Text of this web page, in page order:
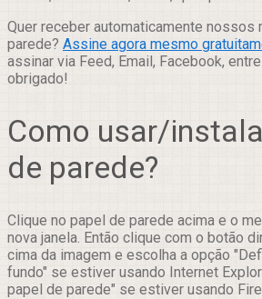
Quer receber automaticamente nossos
parede? Assine agora mesmo
assinar via Feed, Email, Facebook,
obrigado!
Como usar/
de parede?
Clique no papel de parede acima e o
nova janela. Então clique com o botão
cima da imagem e escolha a opção
fundo" se estiver usando Internet
papel de parede" se estiver usando